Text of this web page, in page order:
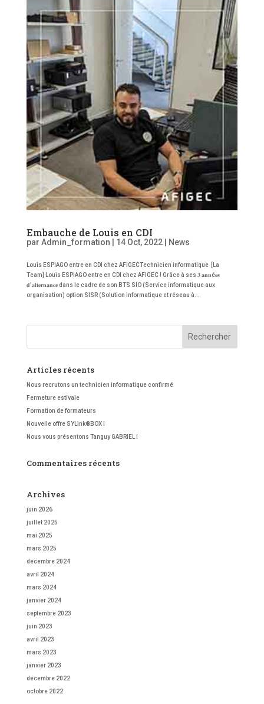
Embauche de Louis en CDI
par Admin_formation 14 Oct, 2022| News
Louis ESPIAGO entre en CDI chez AFIGECTechnicien informatique [La
Team] Louis ESPIAGO entre en CDI chez AFIGEC ! Grâce à ses 𝟑 𝐚𝐧𝐧é𝐞𝐬
𝐝’𝐚𝐥𝐭𝐞𝐫𝐧𝐚𝐧𝐜𝐞 dans le cadre de son BTS SIO (Service informatique aux
organisation) option SISR (Solution informatique et réseau à...
Articles récents
Nous recrutons un technicien informatique confirmé
Fermeture estivale
Formation de formateurs
Nouvelle offre SYLink®BOX !
Nous vous présentons Tanguy GABRIEL !
Commentaires récents
Archives
juin 2026
juillet 2025
mai 2025
mars 2025
décembre 2024
avril 2024
mars 2024
janvier 2024
septembre 2023
juin 2023
avril 2023
mars 2023
janvier 2023
décembre 2022
octobre 2022